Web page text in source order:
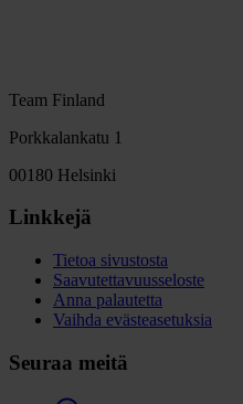
Team Finland
Porkkalankatu 1
00180 Helsinki
Linkkejä
Tietoa sivustosta
Saavutettavuusseloste
Anna palautetta
Vaihda evästeasetuksia
Seuraa meitä